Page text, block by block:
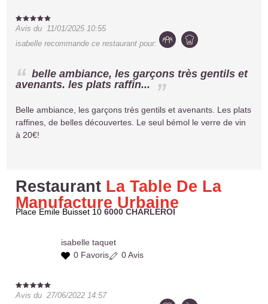
Avis du11/01/2025 10:55
isabelle recommande ce restaurant pour:
belle ambiance, les garçons très gentils et
avenants. les plats raffin...
Belle ambiance, les garçons très gentils et avenants. Les plats
raffines, de belles découvertes. Le seul bémol le verre de vin
à 20€!
Restaurant La Table De La
Manufacture Urbaine
Place Emile Buisset 10 6000 CHARLEROI
isabelle taquet
0 Favoris
0 Avis
Avis du27/06/2022 14:57